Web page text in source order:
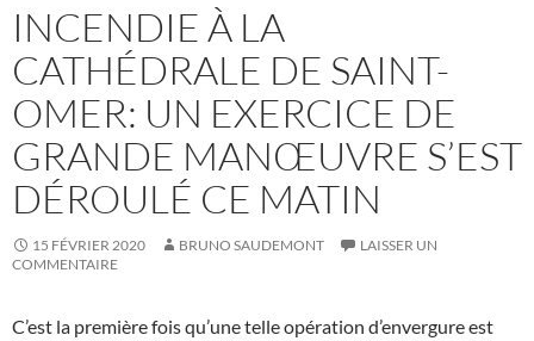
INCENDIE À LA
CATHÉDRALE DE SAINT-
OMER: UN EXERCICE DE
GRANDE MANŒUVRE S’EST
DÉROULÉ CE MATIN
15 FÉVRIER 2020 BRUNO SAUDEMONT
LAISSER UN
COMMENTAIRE
C’est la première fois qu’une telle opération d’envergure est